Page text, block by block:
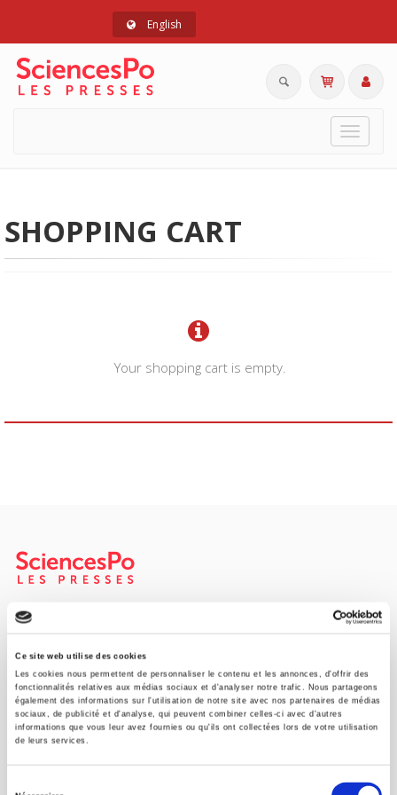
Ce site web utilise des cookies
Les cookies nous permettent de personnaliser le contenu et les annonces, d'offrir des
fonctionnalités relatives aux médias sociaux et d'analyser notre trafic. Nous partageons
également des informations sur l'utilisation de notre site avec nos partenaires de médias
sociaux, de publicité et d'analyse, qui peuvent combiner celles-ci avec d'autres
informations que vous leur avez fournies ou qu'ils ont collectées lors de votre utilisation
de leurs services.
English
Toggle
SHOPPING CART
Your shopping cart is empty.
SCIENCES PO UNIVERSITY PRESS has a threefold role: to publish
original research, to edit reference works for student use, and to
help public and political debate.
CONTACTS
FOREIGN RIGHTS
FOR BOOKSHOPS